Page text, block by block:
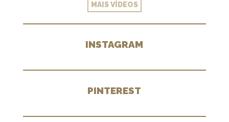
MAIS VÍDEOS
INSTAGRAM
PINTEREST